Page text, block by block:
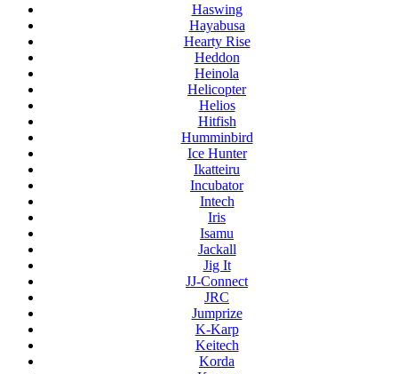
Haswing
Hayabusa
Hearty Rise
Heddon
Heinola
Helicopter
Helios
Hitfish
Humminbird
Ice Hunter
Ikatteiru
Incubator
Intech
Iris
Isamu
Jackall
Jig It
JJ-Connect
JRC
Jumprize
K-Karp
Keitech
Korda